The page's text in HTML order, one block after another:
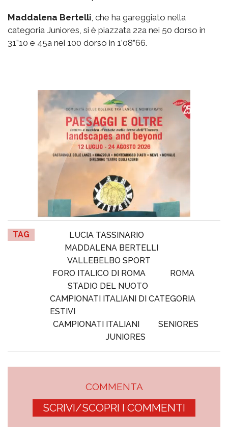
Maddalena Bertelli, che ha gareggiato nella
categoria Juniores, si è piazzata 22a nei 50 dorso in
31”10 e 45a nei 100 dorso in 1’08”66.
TAG
LUCIA TASSINARIO
MADDALENA BERTELLI
VALLEBELBO SPORT
FORO ITALICO DI ROMA
ROMA
STADIO DEL NUOTO
CAMPIONATI ITALIANI DI CATEGORIA
ESTIVI
CAMPIONATI ITALIANI
SENIORES
JUNIORES
COMMENTA
SCRIVI/SCOPRI I COMMENTI